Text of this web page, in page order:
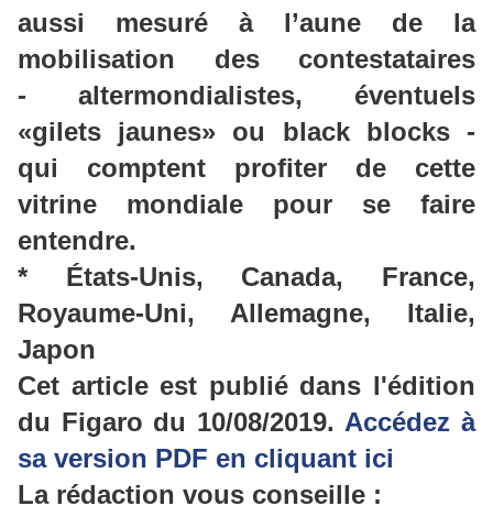
aussi mesuré à l’aune de la
mobilisation des contestataires
- altermondialistes, éventuels
«gilets jaunes» ou black blocks -
qui comptent profiter de cette
vitrine mondiale pour se faire
entendre.
* États-Unis, Canada, France,
Royaume-Uni, Allemagne, Italie,
Japon
Cet article est publié dans l'édition
du Figaro du 10/08/2019. Accédez à
sa version PDF en cliquant ici
La rédaction vous conseille :